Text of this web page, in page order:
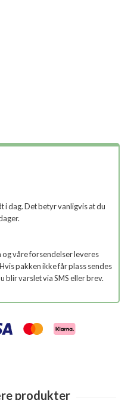
i dag. Det betyr vanligvis at du
våre forsendelser leveres
pakken ikke får plass sendes
varslet via SMS eller brev.